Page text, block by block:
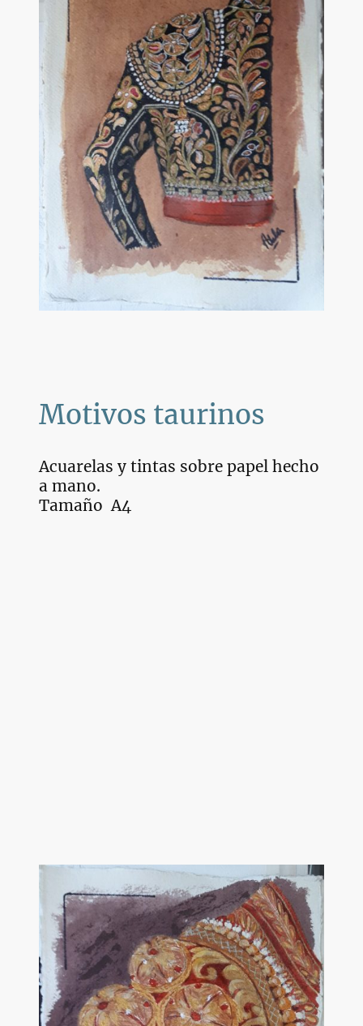
Motivos taurinos
Acuarelas y tintas sobre papel hecho
a mano.
Tamaño A4